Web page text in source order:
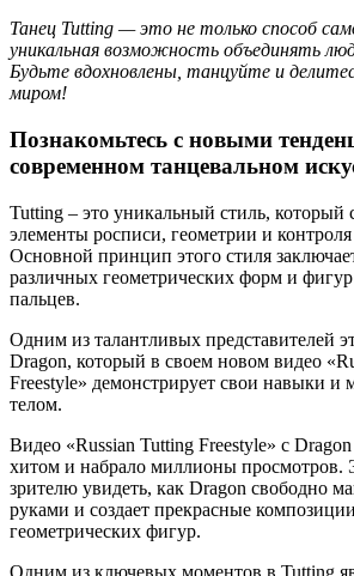
Танец Tutting — это не только способ
уникальная возможность объединять
Будьте вдохновлены, танцуйте и
миром!
Познакомьтесь с новыми
современном танцевальном
Tutting – это уникальный стиль, который
элементы росписи, геометрии и
Основной принцип этого стиля
различных геометрических форм и
пальцев.
Одним из талантливых представителей
Dragon, который в своем новом видео
Freestyle» демонстрирует свои навыки и
телом.
Видео «Russian Tutting Freestyle» с
хитом и набрало миллионы просмотров.
зрителю увидеть, как Dragon свободно
руками и создает прекрасные
геометрических фигур.
Одним из ключевых моментов в Tutting